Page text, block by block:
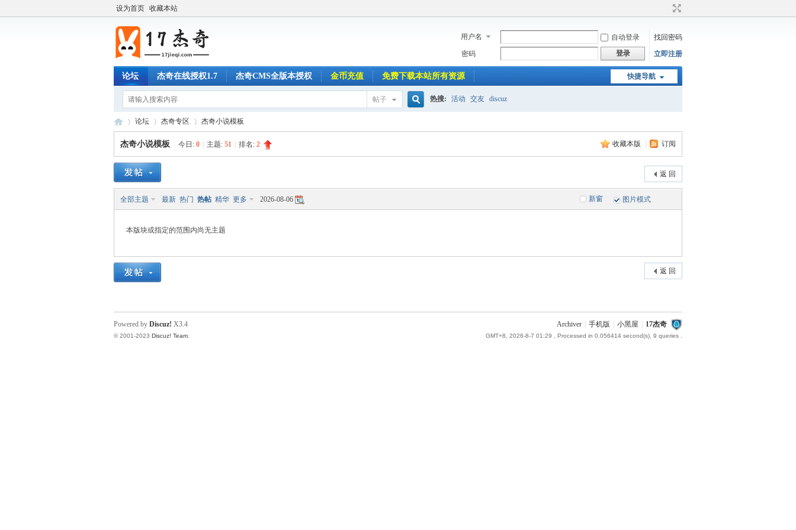
设为首页 收藏本站
用户名 自动登录
找回密码
密码
登录 立即注册
快捷导航
论坛 杰奇在线授权1.7 杰奇CMS全版本授权 金币充值 免费下载本站所有资源
帖子 热搜: 活动 交友 discuz
»
论坛
›
杰奇专区 杰奇小说模板
收藏本版 订阅
杰奇小说模板 今日: 0 主题: 51 排名: 2
返 回
新窗
全部主题 最新 热门 热帖 精华 更多 2026-08-06 图片模式
本版块或指定的范围内尚无主题
返 回
Archiver 手机版 小黑屋 17杰奇
GMT+8, 2026-8-7 01:29 , Processed in 0.056414 second(s), 9 queries .
Powered by Discuz! X3.4
© 2001-2023 Discuz! Team